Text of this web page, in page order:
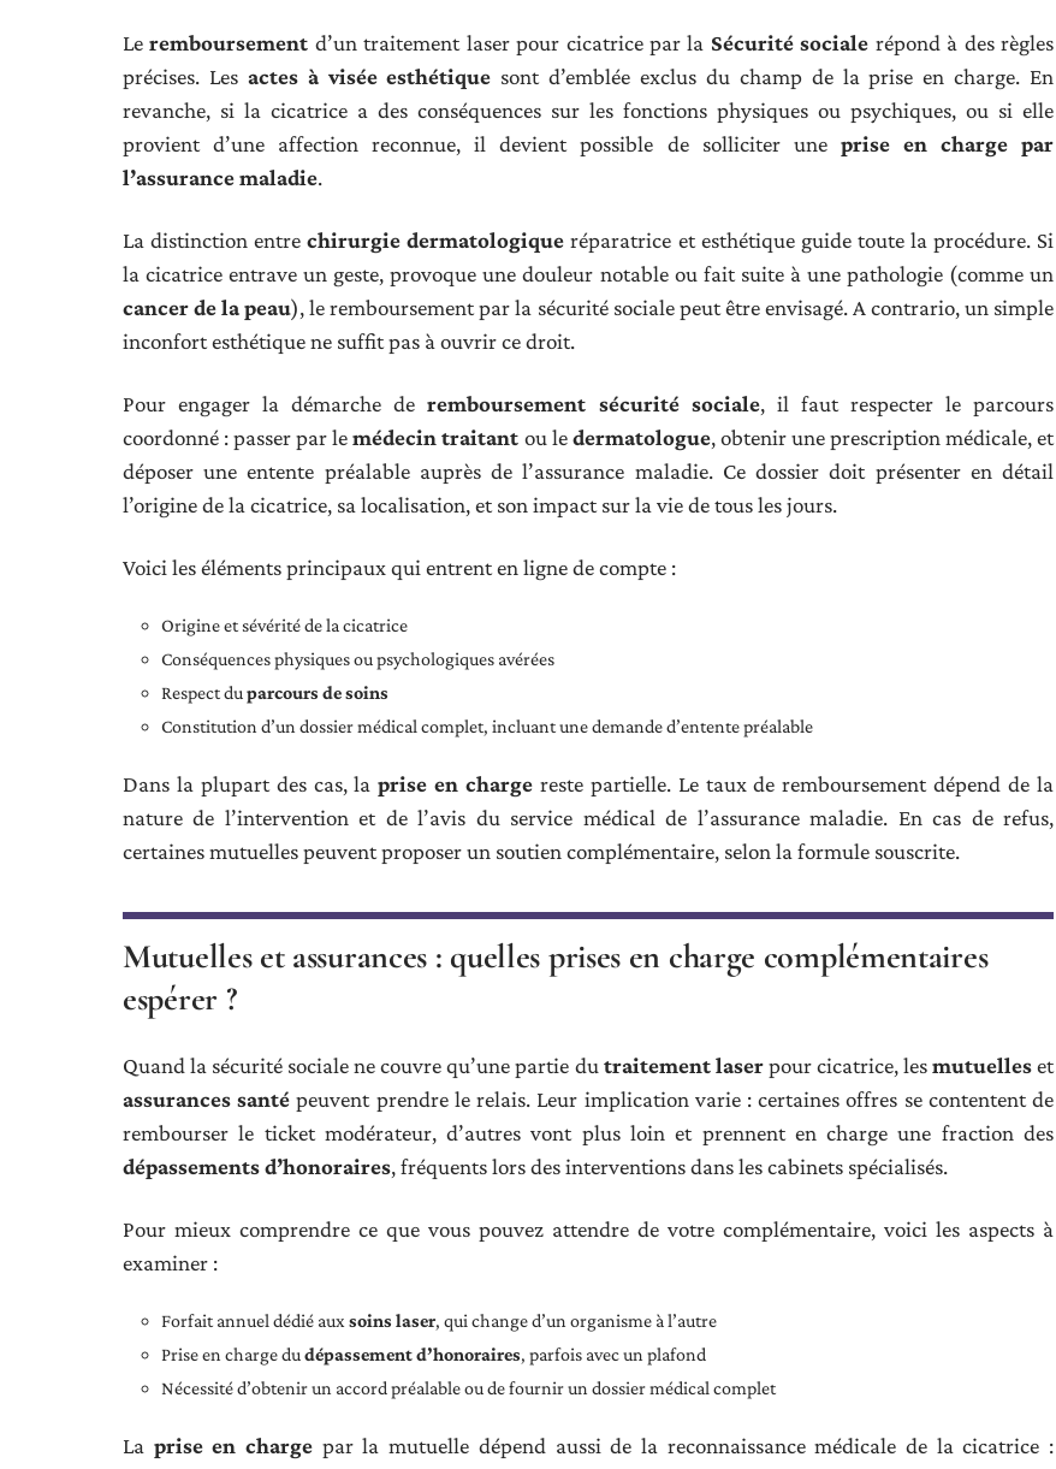
Leremboursement d’un traitement laser pour cicatrice par la Sécurité sociale répond à des règles
précises. Les actes à visée esthétique sont d’emblée exclus du champ de la prise en charge. En
revanche, si la cicatrice a des conséquences sur les fonctions physiques ou psychiques, ou si elle
provient d’une affection reconnue, il devient possible de solliciter une prise en charge par
l’assurance maladie.
La distinction entrechirurgie dermatologique réparatrice et esthétique guide toute la procédure. Si
la cicatrice entrave un geste, provoque une douleur notable ou fait suite à une pathologie (comme un
cancer de la peau), le remboursement par la sécurité sociale peut être envisagé. A contrario, un simple
inconfort esthétique ne suffit pas à ouvrir ce droit.
Pour engager la démarche deremboursement sécurité sociale, il faut respecter le parcours
coordonné : passer par lemédecin traitant ou ledermatologue, obtenir une prescription médicale, et
déposer une entente préalable auprès de l’assurance maladie. Ce dossier doit présenter en détail
l’origine de la cicatrice, sa localisation, et son impact sur la vie de tous les jours.
Voici les éléments principaux qui entrent en ligne de compte :
Origine et sévérité de la cicatrice
Conséquences physiques ou psychologiques avérées
Respect du parcours de soins
Constitution d’un dossier médical complet, incluant une demande d’entente préalable
Dans la plupart des cas, laprise en charge reste partielle. Le taux de remboursement dépend de la
nature de l’intervention et de l’avis du service médical de l’assurance maladie. En cas de refus,
certaines mutuelles peuvent proposer un soutien complémentaire, selon la formule souscrite.
Mutuelles et assurances : quelles prises en charge complémentaires
espérer ?
Quand la sécurité sociale ne couvre qu’une partie du traitement laserpour cicatrice, lesmutuelleset
assurances santé peuvent prendre le relais. Leur implication varie : certaines offres se contentent de
rembourser le ticket modérateur, d’autres vont plus loin et prennent en charge une fraction des
dépassements d’honoraires, fréquents lors des interventions dans les cabinets spécialisés.
Pour mieux comprendre ce que vous pouvez attendre de votre complémentaire, voici les aspects à
examiner :
Forfait annuel dédié aux soins laser, qui change d’un organisme à l’autre
Prise en charge du dépassement d’honoraires, parfois avec un plafond
Nécessité d’obtenir un accord préalable ou de fournir un dossier médical complet
La prise en charge par la mutuelle dépend aussi de la reconnaissance médicale de la cicatrice :